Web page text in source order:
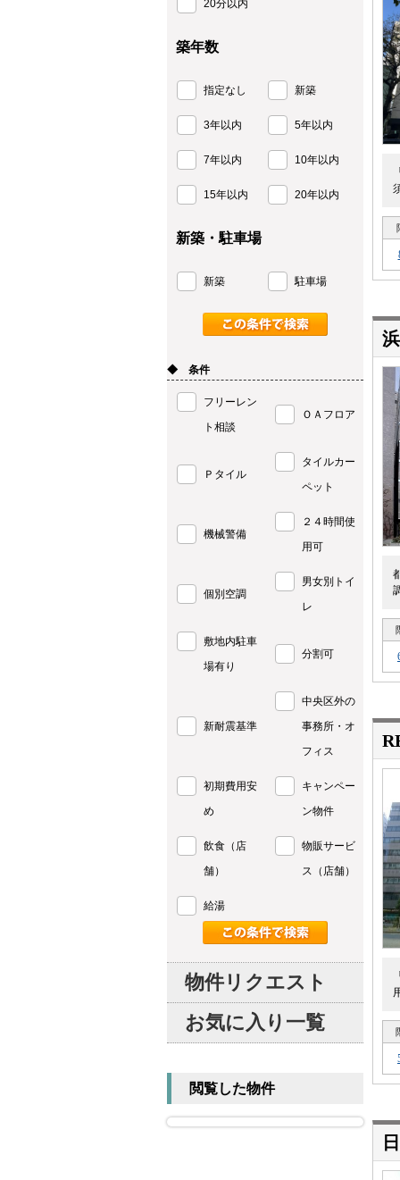
20分以内
築年数
指定なし 新築
3年以内 5年以内
7年以内 10年以内
15年以内 20年以内
新築・駐車場
新築 駐車場
◆ 条件
フリーレン
ト相談
ＯＡフロア
Ｐタイル
タイルカー
ペット
機械警備
２４時間使
用可
個別空調
男女別トイ
レ
敷地内駐車
場有り
分割可
新耐震基準
中央区外の
事務所・オ
フィス
初期費用安
め
キャンペー
ン物件
飲食（店
舗）
物販サービ
ス（店舗）
給湯
物件リクエスト
お気に入り一覧
閲覧した物件